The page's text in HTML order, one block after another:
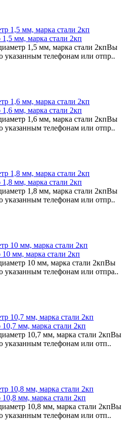
мм, марка стали 2кп
1,5 мм, марка стали 2кпВы
указанным телефонам или отпр..
мм, марка стали 2кп
1,6 мм, марка стали 2кпВы
указанным телефонам или отпр..
мм, марка стали 2кп
1,8 мм, марка стали 2кпВы
указанным телефонам или отпр..
мм, марка стали 2кп
10 мм, марка стали 2кпВы
указанным телефонам или отпра..
мм, марка стали 2кп
10,7 мм, марка стали 2кпВы
указанным телефонам или отп..
мм, марка стали 2кп
10,8 мм, марка стали 2кпВы
указанным телефонам или отп..